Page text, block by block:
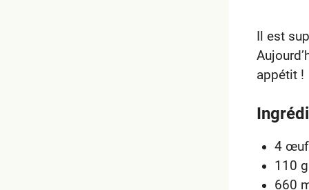
Il est
appétit !
4
110
660